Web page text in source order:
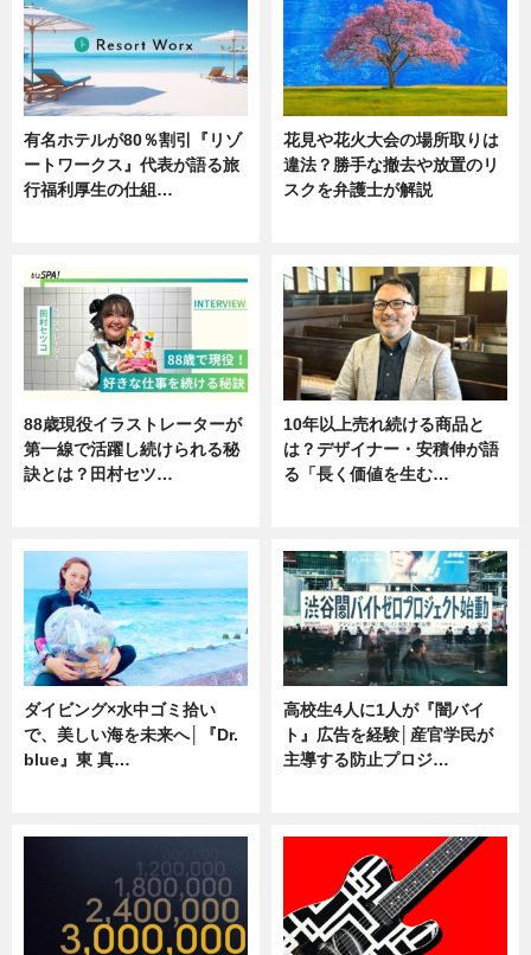
有名ホテルが80％割引『リゾ
ートワークス』代表が語る旅
行福利厚生の仕組…
花見や花火大会の場所取りは
違法？勝手な撤去や放置のリ
スクを弁護士が解説
88歳現役イラストレーターが
第一線で活躍し続けられる秘
訣とは？田村セツ…
10年以上売れ続ける商品と
は？デザイナー・安積伸が語
る「長く価値を生む…
ダイビング×水中ゴミ拾い
で、美しい海を未来へ│『Dr.
blue』東 真…
高校生4人に1人が『闇バイ
ト』広告を経験│産官学民が
主導する防止プロジ…